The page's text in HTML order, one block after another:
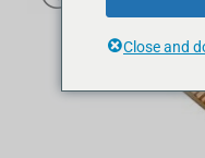
Close and